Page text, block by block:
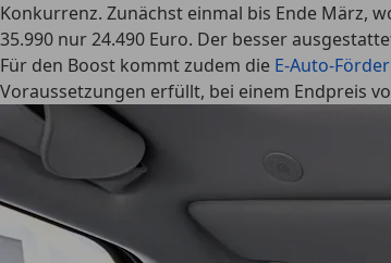
Konkurrenz. Zunächst einmal bis Ende März,
35.990 nur 24.490 Euro. Der besser
Für den Boost kommt zudem die E-Auto-
Voraussetzungen erfüllt, bei einem Endpreis